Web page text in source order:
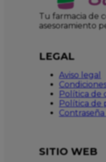
Tu farmacia de
asesoramiento
LEGAL
Aviso legal
Política de
Política de
SITIO WEB